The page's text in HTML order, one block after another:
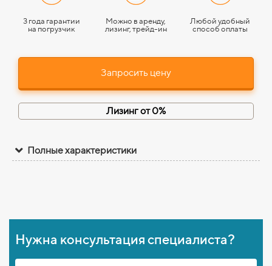
3 года гарантии
на погрузчик
Можно в аренду,
лизинг, трейд-ин
Любой удобный
способ оплаты
Запросить цену
Лизинг от 0%
Полные характеристики
Нужна консультация специалиста?